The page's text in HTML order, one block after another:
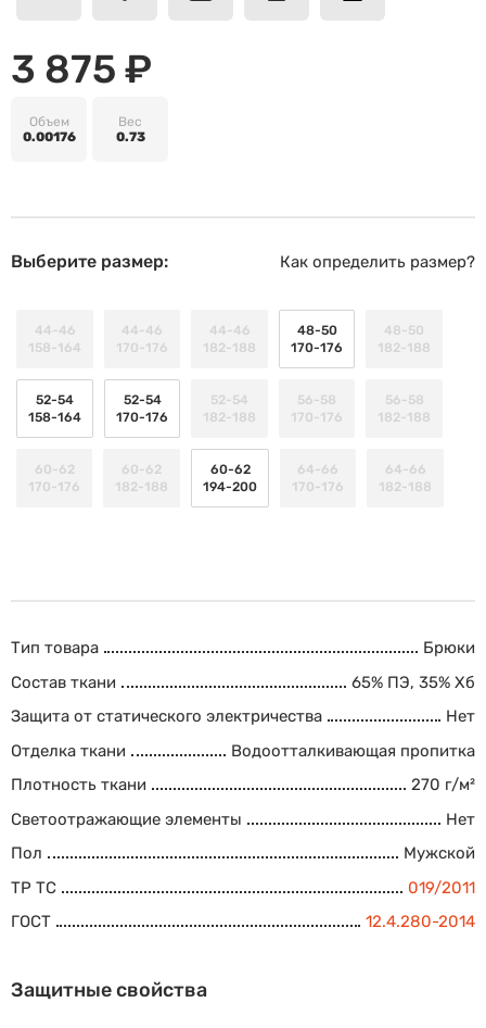
3 875 ₽
Объем
0.00176
Вес
0.73
Выберите размер: Как определить размер?
44-46
158-164
44-46
170-176
44-46
182-188
48-50
170-176
48-50
182-188
52-54
158-164
52-54
170-176
52-54
182-188
56-58
170-176
56-58
182-188
60-62
170-176
60-62
182-188
60-62
194-200
64-66
170-176
64-66
182-188
Тип товара
Брюки
Состав ткани
65% ПЭ, 35% Хб
Защита от статического электричества
Нет
Отделка ткани
Водоотталкивающая пропитка
Плотность ткани
270 г/м²
Светоотражающие элементы
Нет
Пол
Мужской
ТР ТС
019/2011
ГОСТ
12.4.280-2014
Защитные свойства